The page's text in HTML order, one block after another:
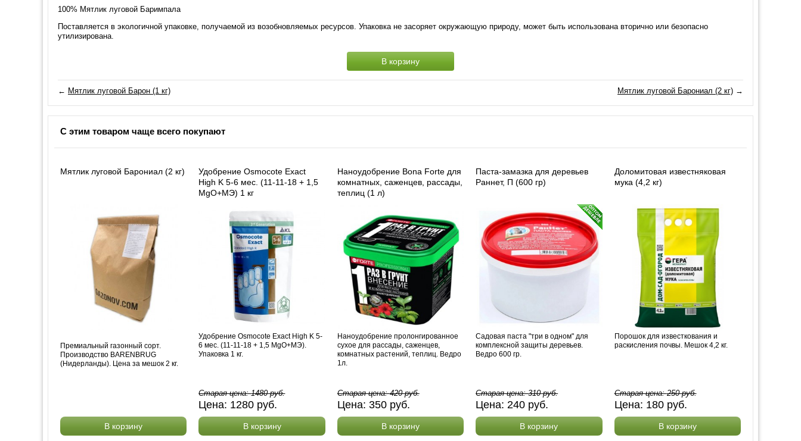
100% Мятлик луговой Баримпала
Поставляется в экологичной упаковке, получаемой из возобновляемых ресурсов. Упаковка не засоряет окружающую природу, может быть использована вторично или безопасно
утилизирована.
В корзину
← Мятлик луговой Барон (1 кг) Мятлик луговой Барониал (2 кг) →
С этим товаром чаще всего покупают
Мятлик луговой Барониал (2 кг)
Премиальный газонный сорт.
Производство BARENBRUG
(Нидерланды). Цена за мешок 2 кг.
В корзину
Удобрение Osmocote Exact
High K 5-6 мес. (11-11-18 + 1,5
MgO+МЭ) 1 кг
Удобрение Osmocote Exact High K 5-
6 мес. (11-11-18 + 1,5 MgO+МЭ).
Упаковка 1 кг.
Старая цена:1480руб.
Цена: 1280 руб.
В корзину
Наноудобрение Bona Forte для
комнатных, саженцев, рассады,
теплиц (1 л)
Наноудобрение пролонгированное
сухое для рассады, саженцев,
комнатных растений, теплиц. Ведро
1л.
Старая цена:420руб.
Цена: 350руб.
В корзину
Паста-замазка для деревьев
Раннет, П (600 гр)
Садовая паста "три в одном" для
комплексной защиты деревьев.
Ведро 600 гр.
Старая цена:310руб.
Цена:240 руб.
В корзину
Доломитовая известняковая
мука (4,2 кг)
Порошок для известкования и
раскисления почвы. Мешок 4,2 кг.
Старая цена:250руб.
Цена: 180руб.
В корзину